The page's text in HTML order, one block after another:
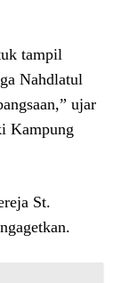
tampil
Nahdlatul
ujar
Kampung
St.